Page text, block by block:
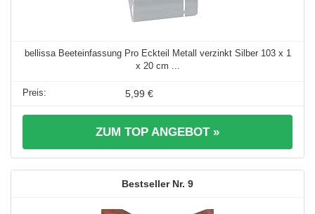
bellissa Beeteinfassung Pro Eckteil Metall verzinkt Silber 103 x 1
x 20 cm ...
5,99 €
ZUM TOP ANGEBOT »
9